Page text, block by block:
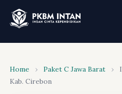
Home › Paket C Jawa Barat ›
Kab. Cirebon